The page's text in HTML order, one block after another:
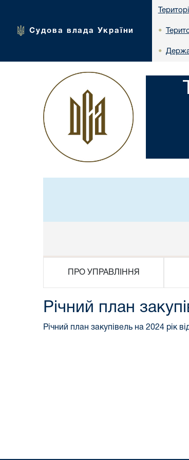
Судова влада України •
•
ПРО УПРАВЛІННЯ
Річний план
Річний план закупівель на 2024 рік